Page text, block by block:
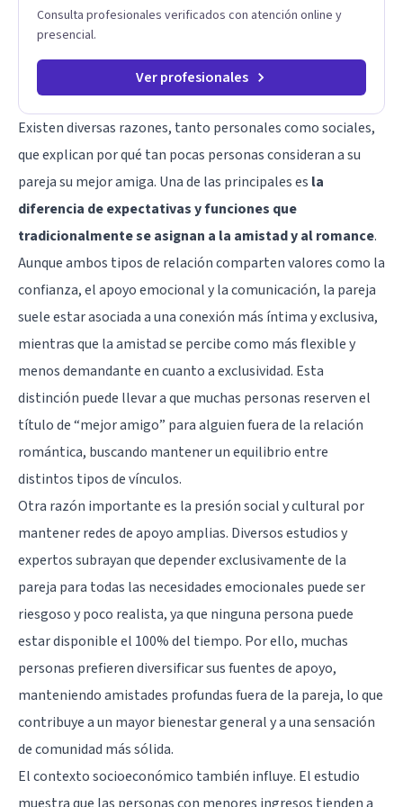
Consulta profesionales verificados con atención online y
presencial.
Ver profesionales
Existen diversas razones, tanto personales como sociales,
que explican por qué tan pocas personas consideran a su
pareja su mejor amiga. Una de las principales es la
diferencia de expectativas y funciones que
tradicionalmente se asignan a la amistad y al romance.
Aunque ambos tipos de relación comparten valores como la
confianza, el apoyo emocional y la comunicación, la pareja
suele estar asociada a una conexión más íntima y exclusiva,
mientras que la amistad se percibe como más flexible y
menos demandante en cuanto a exclusividad. Esta
distinción puede llevar a que muchas personas reserven el
título de “mejor amigo” para alguien fuera de la relación
romántica, buscando mantener un equilibrio entre
distintos tipos de vínculos.
Otra razón importante es la presión social y cultural por
mantener redes de apoyo amplias. Diversos estudios y
expertos subrayan que depender exclusivamente de la
pareja para todas las necesidades emocionales puede ser
riesgoso y poco realista, ya que ninguna persona puede
estar disponible el 100% del tiempo. Por ello, muchas
personas prefieren diversificar sus fuentes de apoyo,
manteniendo amistades profundas fuera de la pareja, lo que
contribuye a un mayor bienestar general y a una sensación
de comunidad más sólida.
El contexto socioeconómico también influye. El estudio